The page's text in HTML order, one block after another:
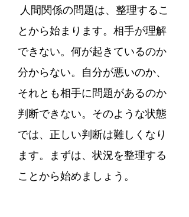
人間関係の問題は、整理するこ
とから始まります。相手が理解
できない。何が起きているのか
分からない。自分が悪いのか、
それとも相手に問題があるのか
判断できない。そのような状態
では、正しい判断は難しくなり
ます。まずは、状況を整理する
ことから始めましょう。